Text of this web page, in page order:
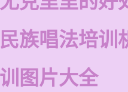
族唱法培训
图片大全